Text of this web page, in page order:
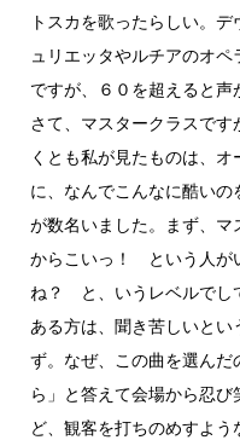
トスカを歌ったらしい。
ュリエッタやルチアのオ
ですが、６０を超えると声
さて、マスタークラスで
くとも私が見たものは、
に、なんでこんなに酷い
が数名いました。まず、
からこいっ！ という人が
ね？ と、いうレベルでし
ある方は、聞き苦しいとい
ず。なぜ、この曲を選ん
ら」と答えて会場から忍
ど、観客を打ちのめすよ